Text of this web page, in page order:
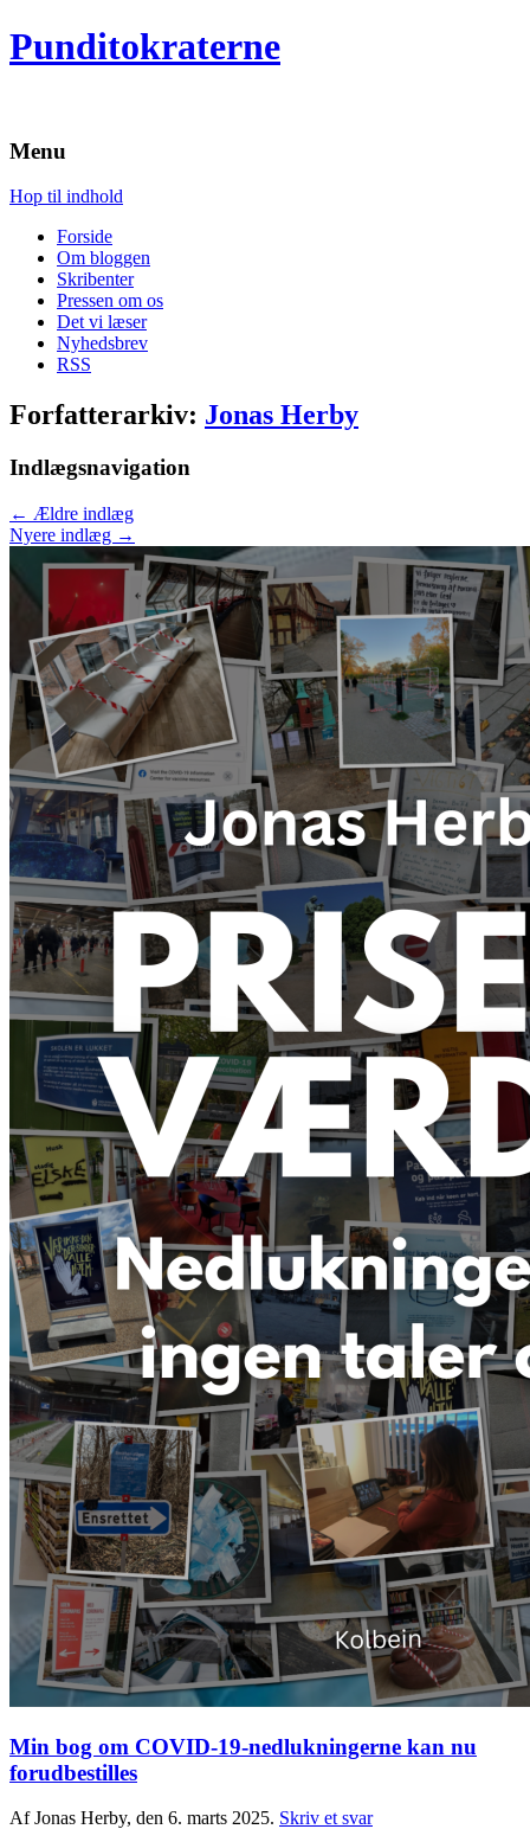
Punditokraterne
Menu
Hop til indhold
Forside
Om bloggen
Skribenter
Pressen om os
Det vi læser
Nyhedsbrev
RSS
Forfatterarkiv: Jonas Herby
Indlægsnavigation
← Ældre indlæg
Nyere indlæg →
Min bog om COVID-19-nedlukningerne kan nu
forudbestilles
Af Jonas Herby, den 6. marts 2025. Skriv et svar